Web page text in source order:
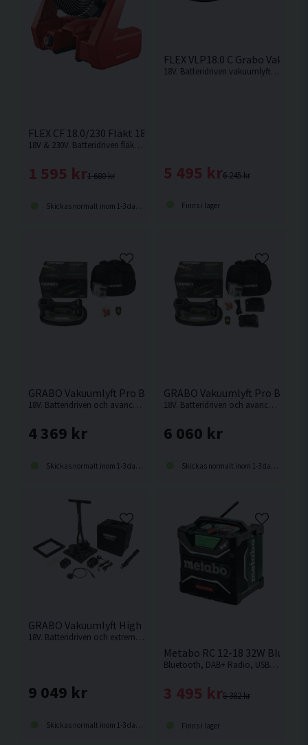
FLEX CF 18.0/230 Fläkt 18V
18V & 230V. Batteridriven fläkt från FLEX med stegfri reglering av luftvolym och mjukstart
1 680 kr
1 595 kr
Skickas normalt inom 1-3 dagar
FLEX VLP18.0 C Grabo
18V. Batteridriven vakuumlyft från FLEX med en hållkraft på upp till 130 kg för enklare hantering av material och föremål
6 245 kr
5 495 kr
Finns i lager
GRABO Vakuumlyft Pro Brushless 18V
18V. Batteridriven och avancerad plattlyft från GRABO med brushless-motor. Levereras utan batteri och laddare i kartong.
4 369 kr
Skickas normalt inom 1-3 dagar
GRABO Vakuumlyft Pro
18V. Batteridriven och avancerad plattlyft från GRABO med brushless-motor.
6 060 kr
Skickas normalt inom 1-3 dagar
GRABO Vakuumlyft High Flow 18V (2x5,0Ah)
18V. Batteridriven och extremt stark plattlyft med smart digital trycksensor, digital display med val av enhet (kg/bar/lb/psi).
9 049 kr
Skickas normalt inom 1-3 dagar
Metabo RC 12-18 32W
Bluetooth, DAB+ Radio, USB-C, AUX
5 382 kr
3 495 kr
Finns i lager